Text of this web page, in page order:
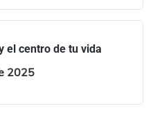
el centro de tu vida
2025